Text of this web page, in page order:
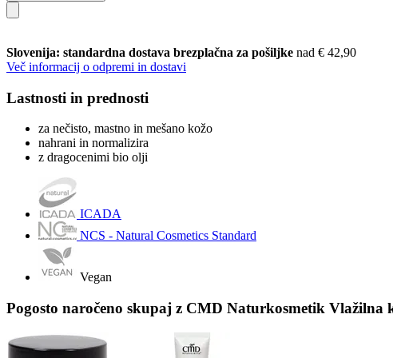
Slovenija: standardna dostava brezplačna za pošiljke nad € 42,90
Več informacij o odpremi in dostavi
Lastnosti in prednosti
za nečisto, mastno in mešano kožo
nahrani in normalizira
z dragocenimi bio olji
ICADA
NCS - Natural Cosmetics Standard
Vegan
Pogosto naročeno skupaj z CMD Naturkosmetik Vlažilna